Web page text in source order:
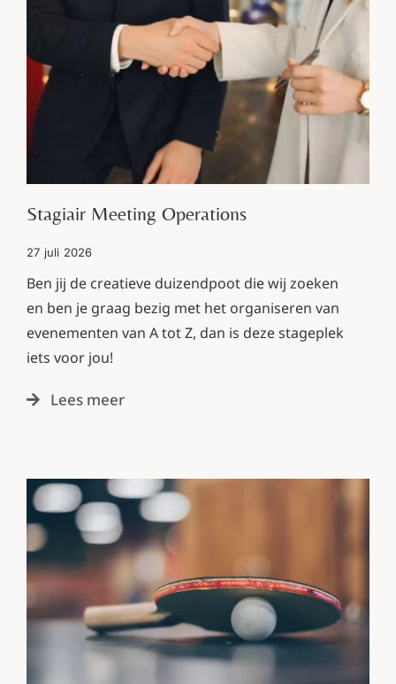
Stagiair Meeting Operations
27 juli 2026
Ben jij de creatieve duizendpoot die wij zoeken
en ben je graag bezig met het organiseren van
evenementen van A tot Z, dan is deze stageplek
iets voor jou!
Lees meer